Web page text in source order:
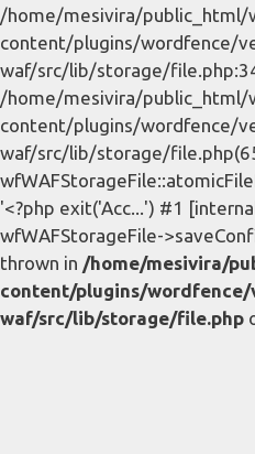
/home/mesivira/public_html/
content/plugins/wordfence/
waf/src/lib/storage/
/home/mesivira/public_html/
content/plugins/wordfence/
waf/src/lib/storage/
'<?php exit('Acc...') #1
wfWAFStorageFile-
thrown in /home/mesivira/
content/plugins/
waf/src/lib/storage/file.php